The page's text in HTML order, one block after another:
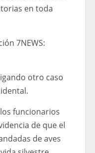
en toda
7NEWS:
otro caso
funcionarios
de que el
de aves